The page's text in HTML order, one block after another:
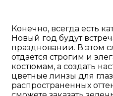
Конечно, всегда есть
Новый год будут
праздновании. В этом
отдается строгим и
костюмам, а создать
цветные линзы для
распространенных